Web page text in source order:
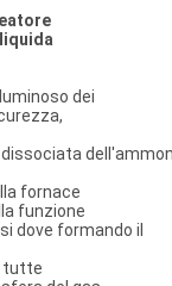
dei
fornace
funzione
dove formando il
tutte